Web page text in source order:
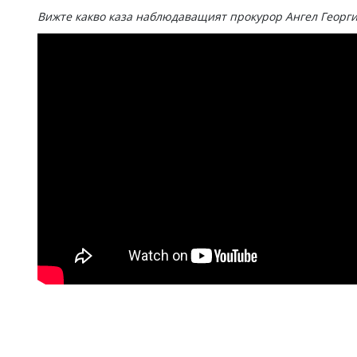
Вижте какво каза наблюдаващият прокурор Ангел